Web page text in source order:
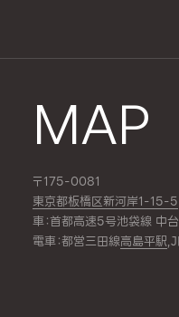
MAP
〒175-0081
東京都板橋区新河岸1-15-5
車：首都高速5号池袋線 中
電車：都営三田線高島平駅